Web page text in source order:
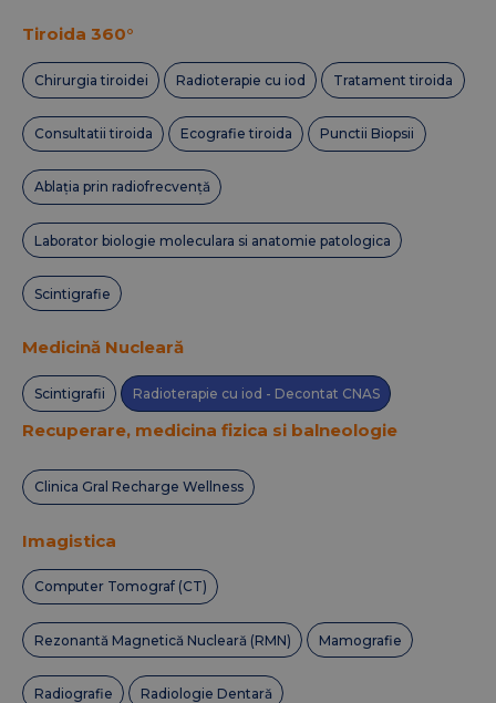
Tiroida 360°
Chirurgia tiroidei Radioterapie cu iod Tratament tiroida
Consultatii tiroida Ecografie tiroida Punctii Biopsii
Ablația prin radiofrecvență
Laborator biologie moleculara si anatomie patologica
Scintigrafie
Medicină Nucleară
Scintigrafii Radioterapie cu iod - Decontat CNAS
Recuperare, medicina fizica si balneologie
Clinica Gral Recharge Wellness
Imagistica
Computer Tomograf (CT)
Rezonantă Magnetică Nucleară (RMN) Mamografie
Radiografie Radiologie Dentară